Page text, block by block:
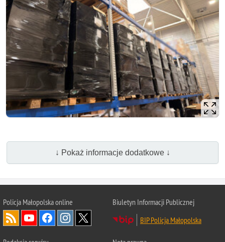
↓ Pokaż informacje dodatkowe ↓
Policja Małopolska online
Biuletyn Informacji Publicznej
BIP Policja Małopolska